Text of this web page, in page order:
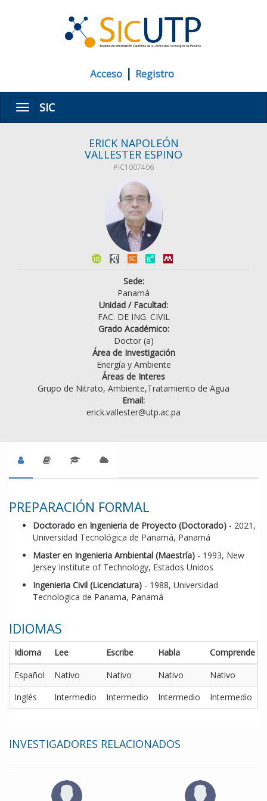
Acceso | Registro
MenúSIC
ERICK NAPOLEÓN
VALLESTER ESPINO
#IC1007406
Sede:
Panamá
Unidad / Facultad:
FAC. DE ING. CIVIL
Grado Académico:
Doctor (a)
Área de Investigación
Energía y Ambiente
Áreas de Interes
Grupo de Nitrato, Ambiente,Tratamiento de Agua
Email:
erick.vallester@utp.ac.pa
PREPARACIÓN FORMAL
Doctorado en Ingenieria de Proyecto (Doctorado) - 2021,
Universidad Tecnológica de Panamá, Panamá
Master en Ingenieria Ambiental (Maestría) - 1993, New
Jersey Institute of Technology, Estados Unidos
Ingenieria Civil (Licenciatura) - 1988, Universidad
Tecnologica de Panama, Panamá
IDIOMAS
Idioma Lee Escribe Habla
Comprende
Español
Nativo Nativo Nativo
Nativo
Inglés
Intermedio Intermedio Intermedio Intermedio
INVESTIGADORES RELACIONADOS